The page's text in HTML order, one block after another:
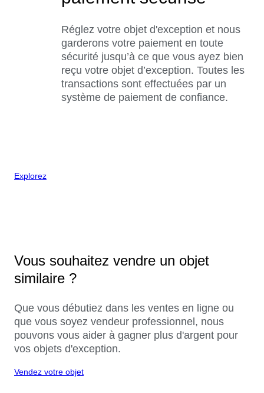
Réglez votre objet d'exception et nous
garderons votre paiement en toute
sécurité jusqu’à ce que vous ayez bien
reçu votre objet d’exception. Toutes les
transactions sont effectuées par un
système de paiement de confiance.
Explorez
Vous souhaitez vendre un objet
similaire ?
Que vous débutiez dans les ventes en ligne ou
que vous soyez vendeur professionnel, nous
pouvons vous aider à gagner plus d'argent pour
vos objets d'exception.
Vendez votre objet